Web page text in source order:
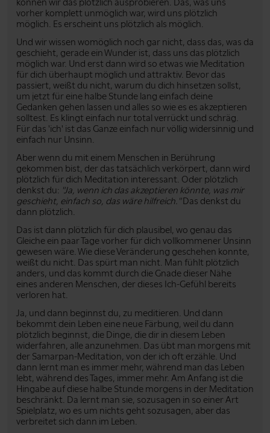
können wir das plötzlich ausprobieren. Das, was uns
vorher komplett unmöglich war, wird uns plötzlich
möglich. Es erscheint uns plötzlich als möglich.
Und wir wissen womöglich noch gar nicht, dass das, was da
geschieht, gerade ein Wunder ist, dass uns das plötzlich
möglich war. Und erst dann wird so etwas wie Meditation
für dich überhaupt möglich und attraktiv. Bevor das
passiert, weißt du nicht, warum du dich hinsetzen sollst,
um jetzt für eine halbe Stunde lang einfach deine
Gedanken gehen lassen und alles so wie es es akzeptieren
solltest. Es klingt einfach nur total verrückt und schräg.
Für das 'ich' ist das Ganze einfach nur völlig widersinnig und
einfach nur Unsinn.
Aber wenn du mit einem Menschen in Berührung
gekommen bist, der das tatsächlich verkörpert, dann wird
plötzlich für dich Meditation interessant. Oder plötzlich
denkst du: "Ja, wenn ich das akzeptieren könnte, was mir
geschieht, einfach so, das wäre hilfreich."Das denkst du
dann plötzlich.
Das ist dann plötzlich für dich plausibel, wo genau das
Gleiche ein paar Tage vorher für dich vollkommener Unsinn
gewesen wäre. Wie diese Veränderung geschehen konnte,
weißt du nicht. Das spürt man nicht. Man fühlt plötzlich
anders, und das kommt durch die Gnade dieser Nähe
eines anderen Menschen, der dieses Ich-Gefühl bereits
verloren hat.
Ja, und dann beginnst du, zu meditieren. Und dann
bekommt dein Leben eine neue Färbung, weil du dann
plötzlich beginnst, die Dinge, die dir in diesem Leben
widerfahren, alle anzunehmen. Das übt man morgens mit
der Samarpan-Meditation, von der ich oft erzähle. Und
dann lernt man es immer mehr, während man das Leben
lebt, während des Tages, immer mehr. Am Anfang ist die
Hingabe auf diese halbe Stunde morgens in der Meditation
beschränkt. Da lernt man sie, sozusagen in so einer Art
Spielplatz, wo es um nichts geht sozusagen, aber das
verbreitet sich dann im Leben.